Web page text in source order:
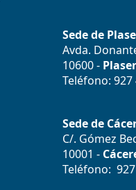
Sede de
Avda.
10600 -
Teléfono: 927
Sede de
C/. Gómez
10001 -
Teléfono: